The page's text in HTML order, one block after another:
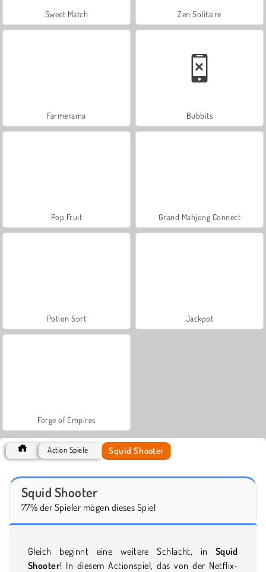
Sweet Match Zen Solitaire
Farmerama Bubbits
Pop Fruit Grand Mahjong Connect
Potion Sort Jackpot
Forge of Empires
Action Spiele Squid Shooter
Squid Shooter
77% der Spieler mögen dieses Spiel
Gleich beginnt eine weitere Schlacht, in Squid
Shooter! In diesem Actionspiel, das von der Netflix-